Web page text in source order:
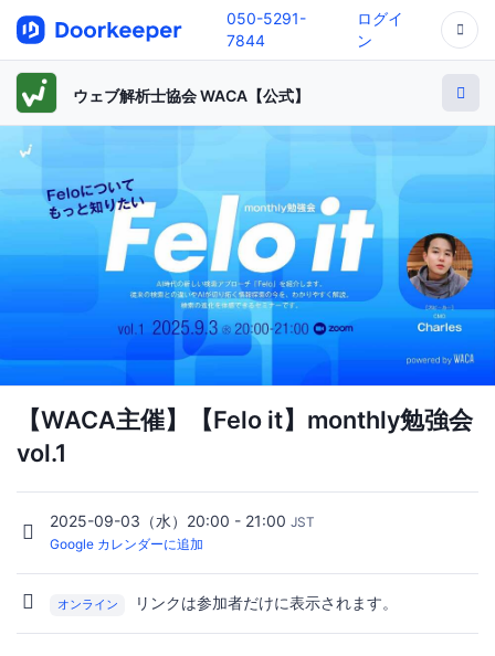
050-5291-
7844
ログイ
ン
ウェブ解析士協会 WACA【公式】
【WACA主催】【Felo it】monthly勉強会
vol.1
2025-09-03（水）20:00 - 21:00 JST
Google カレンダーに追加
オンライン リンクは参加者だけに表示されます。